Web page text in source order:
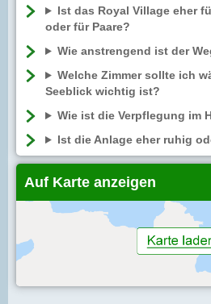
Ist das Royal Village eher
oder für Paare?
Wie anstrengend ist der
Welche Zimmer sollte ich
Seeblick wichtig ist?
Wie ist die Verpflegung im
Ist die Anlage eher ruhig
Auf Karte anzeigen